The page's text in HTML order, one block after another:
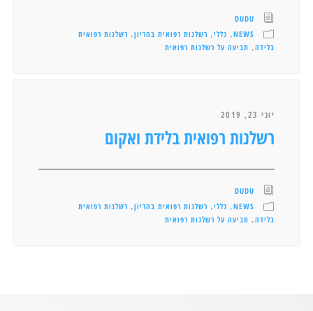
DUDU
NEWS
, כללי, רשלנות רפואית בהריון, רשלנות רפואית
בלידה, תביעה על רשלנות רפואית
יוני 23, 2019
רשלנות רפואית בלידת ואקום
DUDU
NEWS
, כללי, רשלנות רפואית בהריון, רשלנות רפואית
בלידה, תביעה על רשלנות רפואית